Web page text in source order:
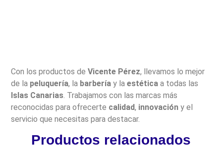
Con los productos deVicente Pérez, llevamos lo mejor
de la peluquería, la barbería y laestética a todas las
Islas Canarias. Trabajamos con las marcas más
reconocidas para ofrecerte calidad, innovación y el
servicio que necesitas para destacar.
Productos relacionados